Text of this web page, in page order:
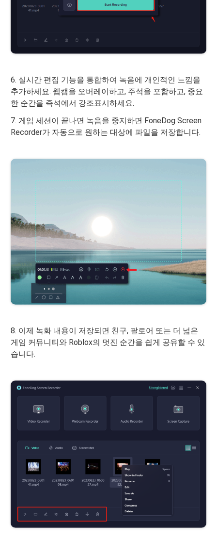
6. 실시간 편집 기능을 통합하여 녹음에 개인적인 느낌을
추가하세요. 웹캠을 오버레이하고, 주석을 포함하고, 중요
한 순간을 즉석에서 강조표시하세요.
7. 게임 세션이 끝나면 녹음을 중지하면 FoneDog Screen
Recorder가 자동으로 원하는 대상에 파일을 저장합니다.
8. 이제 녹화 내용이 저장되면 친구, 팔로어 또는 더 넓은
게임 커뮤니티와 Roblox의 멋진 순간을 쉽게 공유할 수 있
습니다.